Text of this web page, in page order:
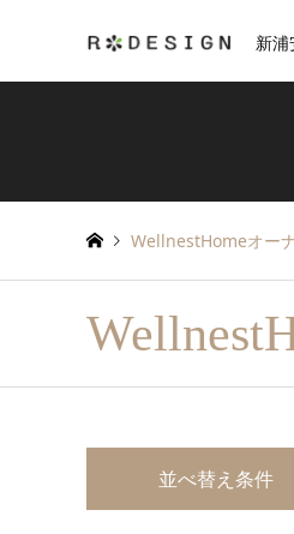
新
WellnestHomeオー
並べ替え条件